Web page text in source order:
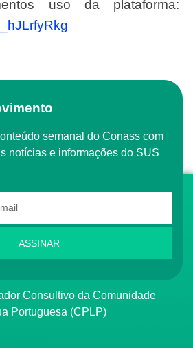
uso da plataforma:
notícias e informações do SUS
ASSINAR
Portuguesa (CPLP)